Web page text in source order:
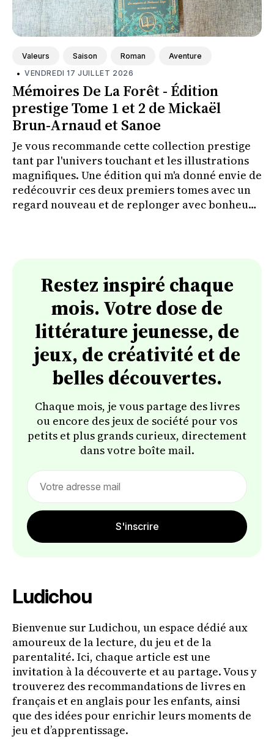
Valeurs Saison Roman Aventure
• VENDREDI 17 JUILLET 2026
Mémoires De La Forêt - Édition
prestige Tome 1 et 2 de Mickaël
Brun-Arnaud et Sanoe
Je vous recommande cette collection prestige
tant par l'univers touchant et les illustrations
magnifiques. Une édition qui m'a donné envie de
redécouvrir ces deux premiers tomes avec un
regard nouveau et de replonger avec bonheur
Restez inspiré chaque
mois. Votre dose de
littérature jeunesse, de
jeux, de créativité et de
belles découvertes.
Chaque mois, je vous partage des livres
ou encore des jeux de société pour vos
petits et plus grands curieux, directement
dans votre boîte mail.
S'inscrire
Ludichou
Bienvenue sur Ludichou, un espace dédié aux
amoureux de la lecture, du jeu et de la
parentalité. Ici, chaque article est une
invitation à la découverte et au partage. Vous y
trouverez des recommandations de livres en
français et en anglais pour les enfants, ainsi
que des idées pour enrichir leurs moments de
jeu et d’apprentissage.